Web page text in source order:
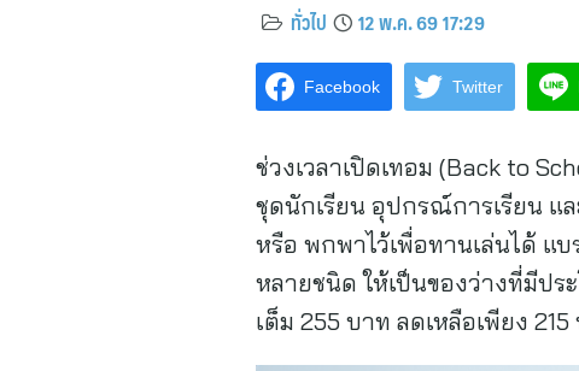
ทั่วไป 12 พ.ค. 69 17:29
Facebook Twitter
ช่วงเวลาเปิดเทอม (Back to
ชุดนักเรียน อุปกรณ์การเรียน แ
หรือ พกพาไว้เพื่อทานเล่นได้
หลายชนิด ให้เป็นของว่างที่มีปร
เต็ม 255 บาท ลดเหลือเพียง